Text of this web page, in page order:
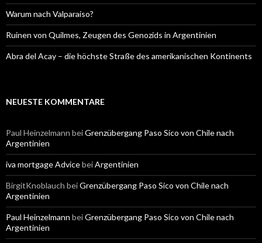
Warum nach Valparaíso?
Ruinen von Quilmes, Zeugen des Genozids in Argentinien
Abra del Acay – die höchste Straße des amerikanischen Kontinents
NEUESTE KOMMENTARE
Paul Heinzelmann beiGrenzübergang Paso Sico von Chile nach
Argentinien
iva mortgage AdvicebeiArgentinien
BirgitKnoblauch beiGrenzübergang Paso Sico von Chile nach
Argentinien
Paul Heinzelmann beiGrenzübergang Paso Sico von Chile nach
Argentinien